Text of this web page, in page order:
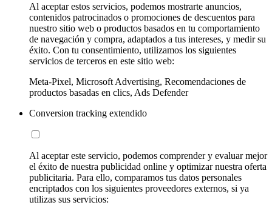
Al aceptar estos servicios, podemos mostrarte anuncios,
contenidos patrocinados o promociones de descuentos para
nuestro sitio web o productos basados en tu comportamiento
de navegación y compra, adaptados a tus intereses, y medir su
éxito. Con tu consentimiento, utilizamos los siguientes
servicios de terceros en este sitio web:
Meta-Pixel, Microsoft Advertising, Recomendaciones de
productos basadas en clics, Ads Defender
Conversion tracking extendido
Al aceptar este servicio, podemos comprender y evaluar mejor
el éxito de nuestra publicidad online y optimizar nuestra oferta
publicitaria. Para ello, comparamos tus datos personales
encriptados con los siguientes proveedores externos, si ya
utilizas sus servicios: